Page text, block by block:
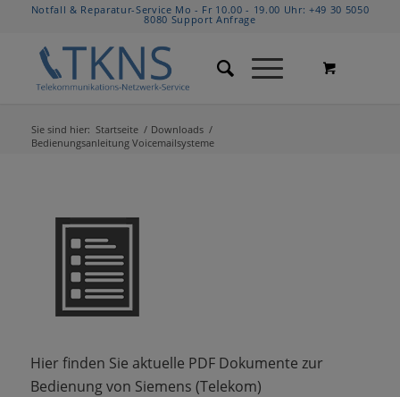
Notfall & Reparatur-Service Mo - Fr 10.00 - 19.00 Uhr:+49 30 5050
8080 Support Anfrage
Sie sind hier: Startseite / Downloads /
Bedienungsanleitung Voicemailsysteme
Hier finden Sie aktuelle PDF Dokumente zur
Bedienung von Siemens (Telekom)